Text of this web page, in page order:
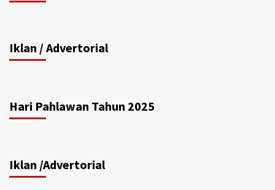
Iklan / Advertorial
Hari Pahlawan Tahun 2025
Iklan /Advertorial